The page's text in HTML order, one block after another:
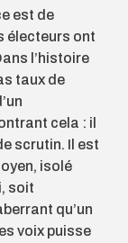
est de
électeurs ont
l’histoire
taux de
cela : il
scrutin. Il est
isolé
soit
qu’un
voix puisse